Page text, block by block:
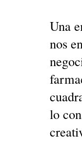
Una
nos
lo